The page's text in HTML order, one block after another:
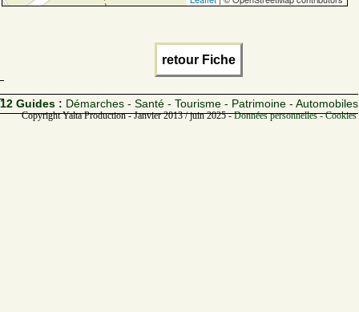
retour Fiche
12 Guides : Démarches - Santé - Tourisme - Patrimoine - Automobiles
Copyright Yalta Production - Janvier 2013 / juin 2025 -Données personnelles -